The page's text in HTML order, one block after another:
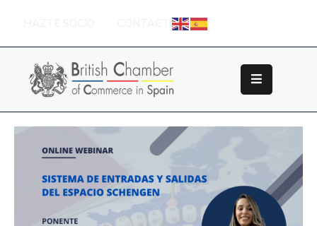
CONTACTO
Sobre
British
Chamber
Socios
Eventos